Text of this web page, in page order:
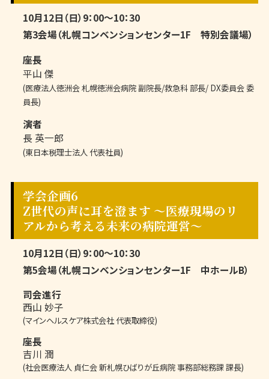
10月12日（日）9：00～10：30
第3会場（札幌コンベンションセンター1F 特別会議場）
座長
平山 傑
(医療法人徳洲会 札幌徳洲会病院 副院長/救急科 部長/ DX委員会 委
員長)
演者
長 英一郎
(東日本税理士法人 代表社員)
学会企画6
Z世代の声に耳を澄ます 〜医療現場のリ
アルから考える未来の病院運営〜
10月12日（日）9：00～10：30
第5会場（札幌コンベンションセンター1F 中ホールB）
司会進行
西山 妙子
(マインヘルスケア株式会社 代表取締役)
座長
吉川 潤
(社会医療法人 貞仁会 新札幌ひばりが丘病院 事務部総務課 課長)